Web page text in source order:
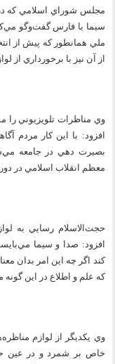
مجلس شوراي اسلامي كه
سيما با فارس گفت‌وگو
ملي همانطور كه پيش از
از آن نيز با برخورداري از
وي مناظرات تلويزيوني
افزود: با اين كار مردم
بصيرت دهي در جامعه
معظم انقلاب اسلامي در
حجت‌الاسلام رسايي به
افزود: صدا و سيما
كند اگر چه اين امر بدان
كه علم و اطلاع در اين
وي يكديگر از لوازم
خاص بر شمرد و در عين